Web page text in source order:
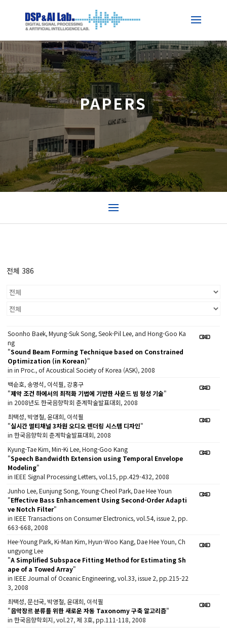
PAPERS
전체 386
Soonho Baek, Myung-Suk Song, Seok-Pil Lee, and Hong-Goo Ka
ng
"Sound Beam Forming Technique based on Constrained
Optimization (in Korean)"
in in Proc., of Acoustical Society of Korea (ASK), 2008
백순호, 송명석, 이석필, 강홍구
"제약 조건 하에서의 최적화 기법에 기반한 사운드 빔 형성 기술"
in 2008년도 한국음향학회 춘계학술발표대회, 2008
최택성, 박영철, 윤대희, 이석필
"실시간 멀티채널 3차원 오디오 렌더링 시스템 디자인"
in 한국음향학회 춘계학술발표대회, 2008
Kyung-Tae Kim, Min-Ki Lee, Hong-Goo Kang
"Speech Bandwidth Extension using Temporal Envelope
Modeling"
in IEEE Signal Processing Letters, vol.15, pp.429-432, 2008
Junho Lee, Eunjung Song, Young-Cheol Park, Dae Hee Youn
"Effective Bass Enhancement Using Second-Order Adapti
ve Notch Filter"
in IEEE Transactions on Consumer Electronics, vol.54, issue 2, pp.
663-668, 2008
Hee-Young Park, Ki-Man Kim, Hyun-Woo Kang, Dae Hee Youn, Ch
ungyong Lee
"A Simplified Subspace Fitting Method for Estimating Sh
ape of a Towed Array"
in IEEE Journal of Oceanic Engineering, vol.33, issue 2, pp.215-22
3, 2008
최택성, 문선국, 박영철, 윤대희, 이석필
"음악장르 분류를 위한 새로운 자동 Taxonomy 구축 알고리즘"
in 한국음향학회지, vol.27, 제 3호, pp.111-118, 2008